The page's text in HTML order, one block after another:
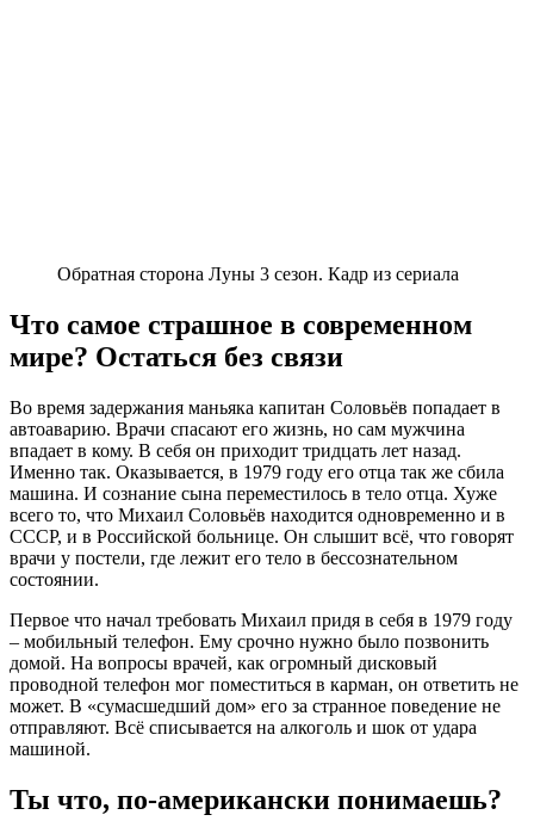
Обратная сторона Луны 3 сезон. Кадр из сериала
Что самое страшное в современном
мире? Остаться без связи
Во время задержания маньяка капитан Соловьёв попадает в
автоаварию. Врачи спасают его жизнь, но сам мужчина
впадает в кому. В себя он приходит тридцать лет назад.
Именно так. Оказывается, в 1979 году его отца так же сбила
машина. И сознание сына переместилось в тело отца. Хуже
всего то, что Михаил Соловьёв находится одновременно и в
СССР, и в Российской больнице. Он слышит всё, что говорят
врачи у постели, где лежит его тело в бессознательном
состоянии.
Первое что начал требовать Михаил придя в себя в 1979 году
– мобильный телефон. Ему срочно нужно было позвонить
домой. На вопросы врачей, как огромный дисковый
проводной телефон мог поместиться в карман, он ответить не
может. В «сумасшедший дом» его за странное поведение не
отправляют. Всё списывается на алкоголь и шок от удара
машиной.
Ты что, по-американски понимаешь?